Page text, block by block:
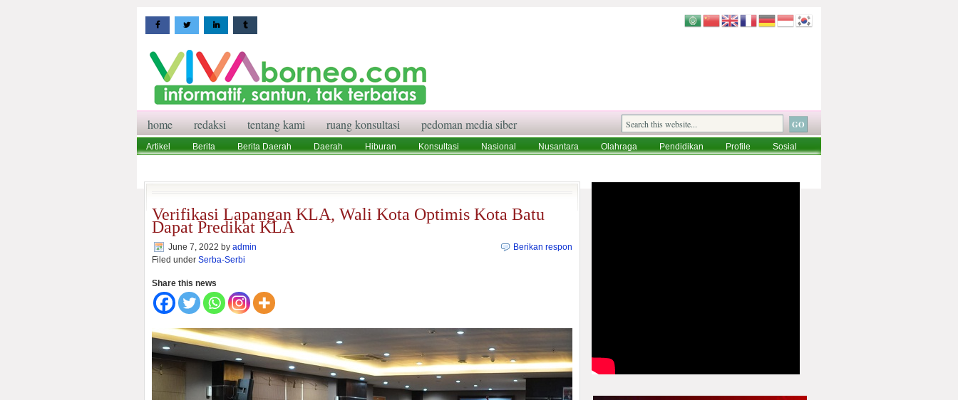
home redaksi tentang kami ruang konsultasi pedoman media siber
Artikel Berita Berita Daerah Daerah Hiburan Konsultasi Nasional Nusantara Olahraga Pendidikan Profile
Sosial
Verifikasi Lapangan KLA, Wali Kota Optimis Kota Batu
Dapat Predikat KLA
June 7, 2022 by admin
Filed under Serba-Serbi
Berikan respon
Share this news